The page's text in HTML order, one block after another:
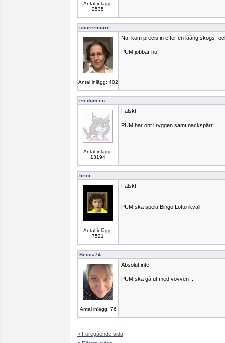
Antal inlägg:
2535
snurremurre
Antal inlägg: 402
Nä, kom precis in efter en låång skogs-
PUM jobbar nu
en dum en
Antal inlägg:
13194
Falskt
PUM har ont i ryggen samt nackspärr.
brini
Antal inlägg:
7521
Falskt
PUM ska spela Bingo Lotto ikväll
Becca74
Antal inlägg: 76
Absolut inte!
PUM ska gå ut med vovven ..
« Föregående sida